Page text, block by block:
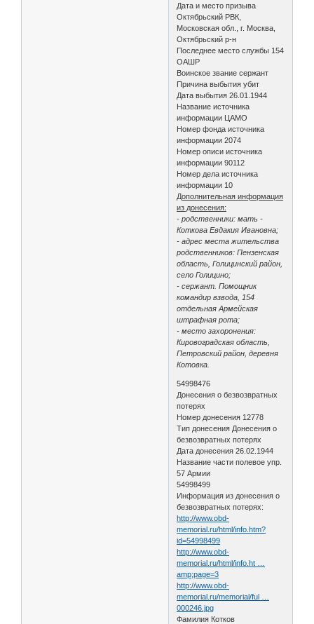
Дата и место призыва
Октябрьский РВК,
Московская обл., г. Москва,
Октябрьский р-н
Последнее место службы 154
ОАШР
Воинское звание сержант
Причина выбытия убит
Дата выбытия 26.01.1944
Название источника
информации ЦАМО
Номер фонда источника
информации 2074
Номер описи источника
информации 90112
Номер дела источника
информации 10
Дополнительная информация
из донесения:
- родственники: мать -
Коткова Евдакия Ивановна;
- адрес места жительства
родственников: Пензенская
область, Голицинский район,
село Голицино;
- сержант. Помощник
командир взвода, 154
отдельная Армейская
штрафная рота;
- место захоронения:
Кировоградская область,
Петровский район, деревня
Котовка.
54998476
Донесения о безвозвратных
потерях
Номер донесения 12778
Тип донесения Донесения о
безвозвратных потерях
Дата донесения 26.02.1944
Название части полевое упр.
57 Армии
54998499
Информация из донесения о
безвозвратных потерях:
http://www.obd-
memorial.ru/html/info.htm?
id=54998499
http://www.obd-
memorial.ru/html/info.ht …
amp;page=3
http://www.obd-
memorial.ru/memorial/ful …
000246.jpg
Фамилия Котков